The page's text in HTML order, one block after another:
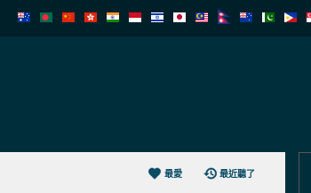
最愛 最近聽了